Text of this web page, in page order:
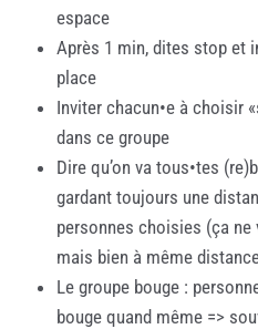
espace
Après 1 min, dites stop et
place
Inviter chacun•e à choisir
dans ce groupe
Dire qu’on va tous•tes
gardant toujours une
personnes choisies (ça
mais bien à même
Le groupe bouge :
bouge quand même =>